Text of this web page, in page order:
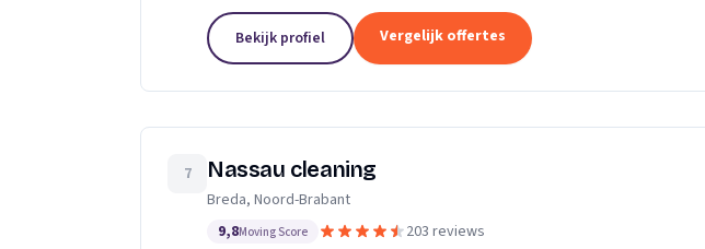
Bekijk profiel Vergelijk offertes
7 Nassau cleaning
Breda, Noord-Brabant
9,8Moving Score 203 reviews